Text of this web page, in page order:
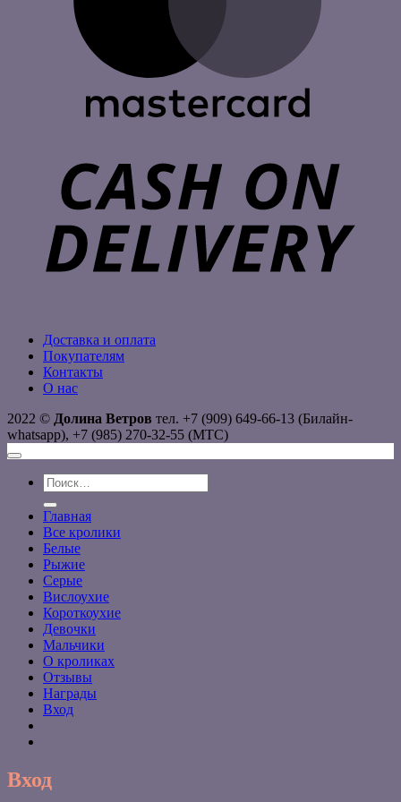
Доставка и оплата
Покупателям
Контакты
О нас
2022 © Долина Ветров тел. +7 (909) 649-66-13 (Билайн-
whatsapp), +7 (985) 270-32-55 (МТС)
Искать:
Главная
Все кролики
Белые
Рыжие
Серые
Вислоухие
Короткоухие
Девочки
Мальчики
О кроликах
Отзывы
Награды
Вход
Вход